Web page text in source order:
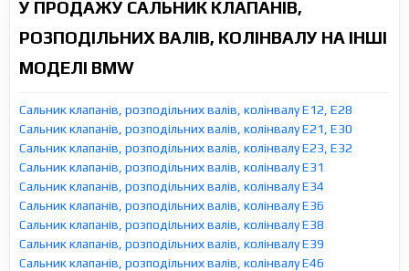
У ПРОДАЖУ САЛЬНИК КЛАПАНІВ,
РОЗПОДІЛЬНИХ ВАЛІВ, КОЛІНВАЛУ НА ІНШІ
МОДЕЛІ BMW
Сальник клапанів, розподільних валів, колінвалу E12, E28
Сальник клапанів, розподільних валів, колінвалу E21, E30
Сальник клапанів, розподільних валів, колінвалу E23, E32
Сальник клапанів, розподільних валів, колінвалу E31
Сальник клапанів, розподільних валів, колінвалу E34
Сальник клапанів, розподільних валів, колінвалу E36
Сальник клапанів, розподільних валів, колінвалу E38
Сальник клапанів, розподільних валів, колінвалу E39
Сальник клапанів, розподільних валів, колінвалу E46